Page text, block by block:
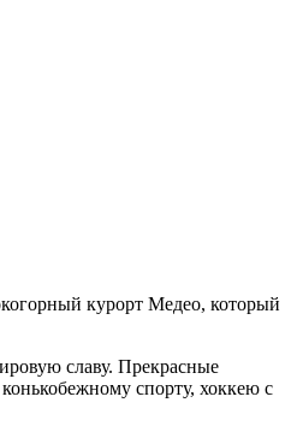
курорт Медео, который
славу. Прекрасные
спорту, хоккею с